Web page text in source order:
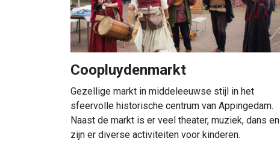
Coopluydenmarkt
Gezellige markt in middeleeuwse stijl in het
sfeervolle historische centrum van Appingedam.
Naast de markt is er veel theater, muziek, dans en
zijn er diverse activiteiten voor kinderen.